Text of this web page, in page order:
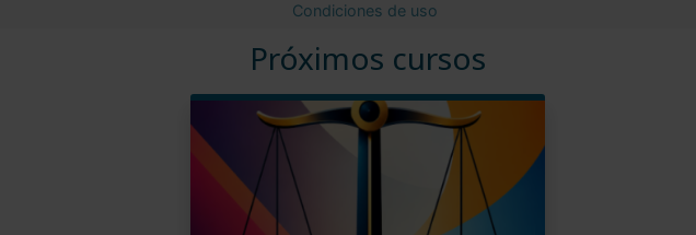
Próximos cursos
Condiciones de uso